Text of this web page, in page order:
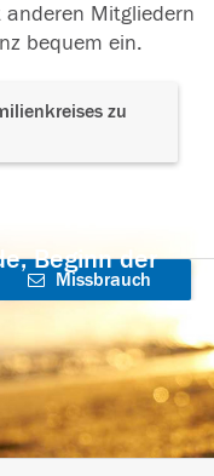
Mitgliedern
bequem ein.
zu
Beginn der
Missbrauch